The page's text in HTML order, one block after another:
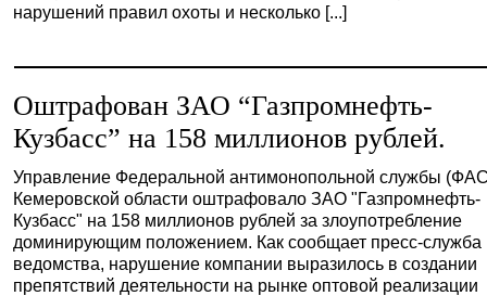
нарушений правил охоты и несколько [...]
Оштрафован ЗАО “Газпромнефть-
Кузбасс” на 158 миллионов рублей.
Управление Федеральной антимонопольной службы
Кемеровской области оштрафовало ЗАО "Газпромнефть-
Кузбасс" на 158 миллионов рублей за злоупотребление
доминирующим положением. Как сообщает пресс-служба
ведомства, нарушение компании выразилось в создании
препятствий деятельности на рынке оптовой реализации